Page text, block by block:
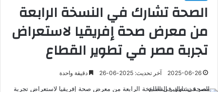
الصحة تشارك في النسخة الرابعة
من معرض صحة إفريقيا لاستعراض
تجربة مصر في تطوير القطاع
2025-06-26 آخر تحديث: 2025-06-26 دقيقة واحدة